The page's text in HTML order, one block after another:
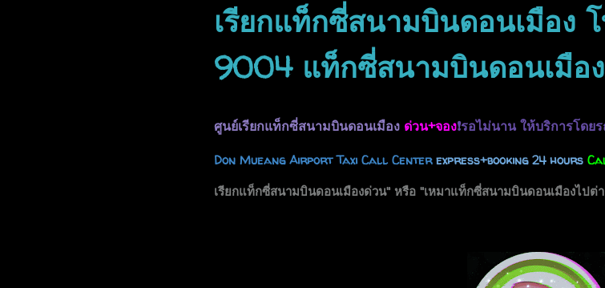
เรียกแท็กซี่สนามบินดอนเมือ
9004 แท็กซี่สนามบินดอนเมือง
ศูนย์เรียกแท็กซี่สนามบินดอนเมือง ด่วน+จอง❗รอไม่นาน ให้บริการโด
Don Mueang Airport Taxi Call Center express+booking 24 hours
เรียกแท็กซี่สนามบินดอนเมืองด่วน" หรือ "เหมาแท็กซี่สนามบินดอนเมืองไปต่